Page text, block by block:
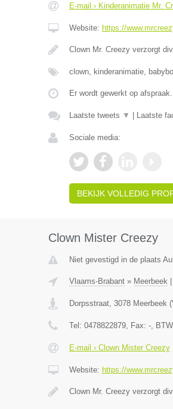
E-mail › Kinderanimatie Mr.
Website: https://
Clown Mr. Creezy verzorgt
clown, kinderanimatie,
Er wordt gewerkt op afspraak.
Laatste tweets ▼ Laatste
Sociale media:
BEKIJK VOLLEDIG
Clown Mister Creezy
Niet gevestigd in de plaats
Vlaams-Brabant» Meerbeek|
Dorpsstraat, 3078 Meerbeek(
Tel: 0478822879, Fax: -,
E-mail › Clown Mister Creezy
Website: https://
Clown Mr. Creezy verzorgt